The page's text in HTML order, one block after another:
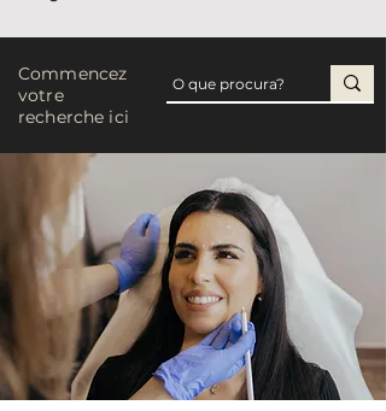
Commencez
votre
recherche ici